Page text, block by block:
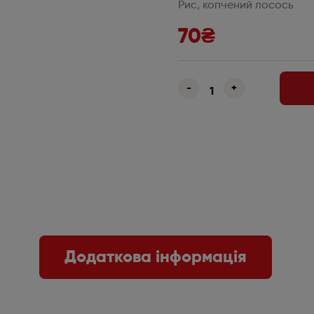
Рис, копчений лосось
70₴
- +
Додаткова інформація